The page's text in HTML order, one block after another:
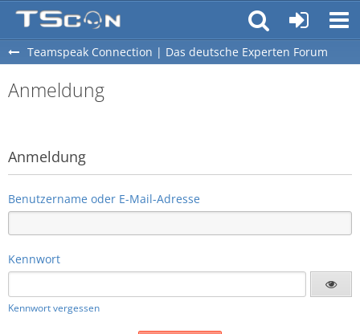
Teamspeak Connection | Das deutsche Experten Forum
Anmeldung
Anmeldung
Benutzername oder E-Mail-Adresse
Kennwort
Kennwort vergessen